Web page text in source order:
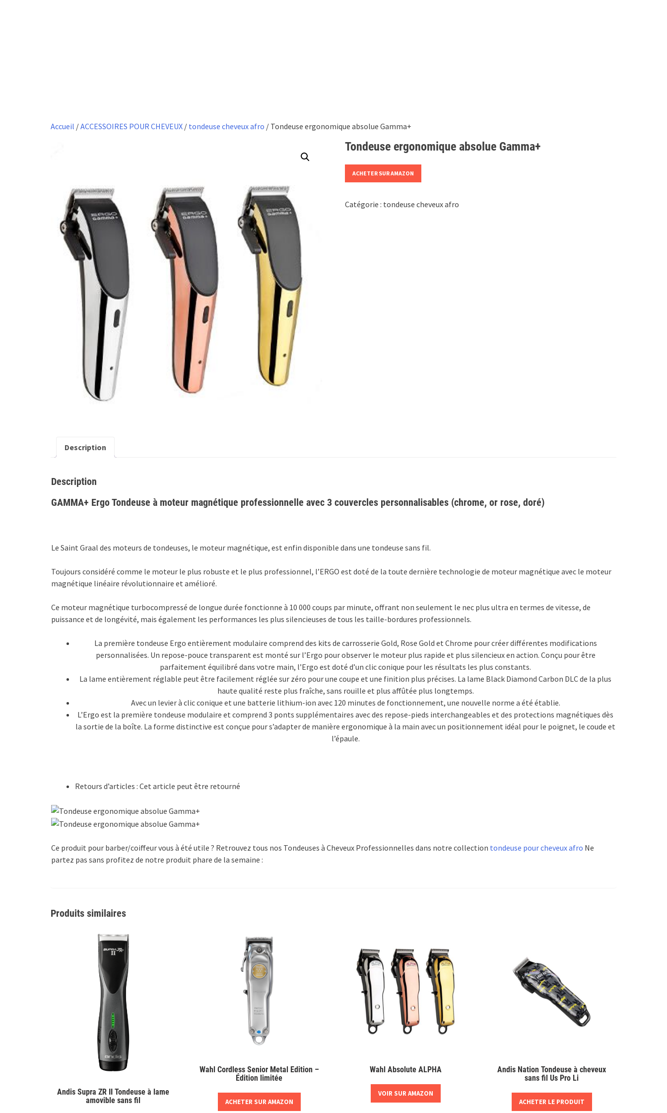
Accueil /ACCESSOIRES POUR CHEVEUX / tondeuse cheveux afro / Tondeuse ergonomique absolue Gamma+
Tondeuse ergonomique absolue Gamma+
ACHETER SUR AMAZON
Catégorie : tondeuse cheveux afro
Description
Description
GAMMA+ Ergo Tondeuse à moteur magnétique professionnelle avec 3 couvercles personnalisables (chrome, or rose, doré)
Le Saint Graal des moteurs de tondeuses, le moteur magnétique, est enfin disponible dans une tondeuse sans fil.
Toujours considéré comme le moteur le plus robuste et le plus professionnel, l’ERGO est doté de la toute dernière technologie de moteur magnétique avec le moteur
magnétique linéaire révolutionnaire et amélioré.
Ce moteur magnétique turbocompressé de longue durée fonctionne à 10 000 coups par minute, offrant non seulement le nec plus ultra en termes de vitesse, de
puissance et de longévité, mais également les performances les plus silencieuses de tous les taille-bordures professionnels.
La première tondeuse Ergo entièrement modulaire comprend des kits de carrosserie Gold, Rose Gold et Chrome pour créer différentes modifications
personnalisées. Un repose-pouce transparent est monté sur l’Ergo pour observer le moteur plus rapide et plus silencieux en action. Conçu pour être
parfaitement équilibré dans votre main, l’Ergo est doté d’un clic conique pour les résultats les plus constants.
La lame entièrement réglable peut être facilement réglée sur zéro pour une coupe et une finition plus précises. La lame Black Diamond Carbon DLC de la plus
haute qualité reste plus fraîche, sans rouille et plus affûtée plus longtemps.
Avec un levier à clic conique et une batterie lithium-ion avec 120 minutes de fonctionnement, une nouvelle norme a été établie.
L’Ergo est la première tondeuse modulaire et comprend 3 ponts supplémentaires avec des repose-pieds interchangeables et des protections magnétiques dès
la sortie de la boîte. La forme distinctive est conçue pour s’adapter de manière ergonomique à la main avec un positionnement idéal pour le poignet, le coude et
l’épaule.
Retours d’articles : Cet article peut être retourné
Ce produit pour barber/coiffeur vous à été utile ? Retrouvez tous nos Tondeuses à Cheveux Professionnelles dans notre collection tondeuse pour cheveux afro Ne
partez pas sans profitez de notre produit phare de la semaine :
Produits similaires
Andis Supra ZR II Tondeuse à lame
amovible sans fil
Wahl Cordless Senior Metal Edition –
Édition limitée
ACHETER SUR AMAZON
Wahl Absolute ALPHA
VOIR SUR AMAZON
Andis Nation Tondeuse à cheveux
sans fil Us Pro Li
ACHETER LE PRODUIT